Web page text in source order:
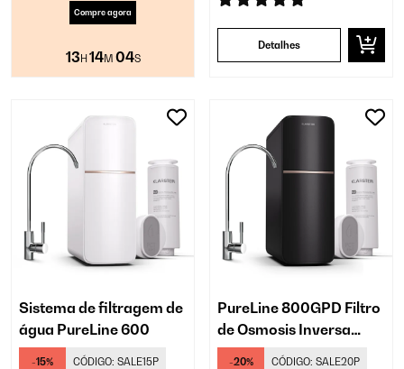
Compre agora
13H 14M 04S
Detalhes
Sistema de filtragem de
água PureLine 600
-15% CÓDIGO: SALE15P
PureLine 800GPD Filtro
de Osmosis Inversa​
Debaixo da Pia Preto
-20% CÓDIGO: SALE20P